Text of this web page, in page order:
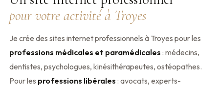
pour votre activité à Troyes
Je crée des sites internet professionnels à Troyes pour les
professions médicales et paramédicales : médecins,
dentistes, psychologues, kinésithérapeutes, ostéopathes.
Pour les professions libérales : avocats, experts-